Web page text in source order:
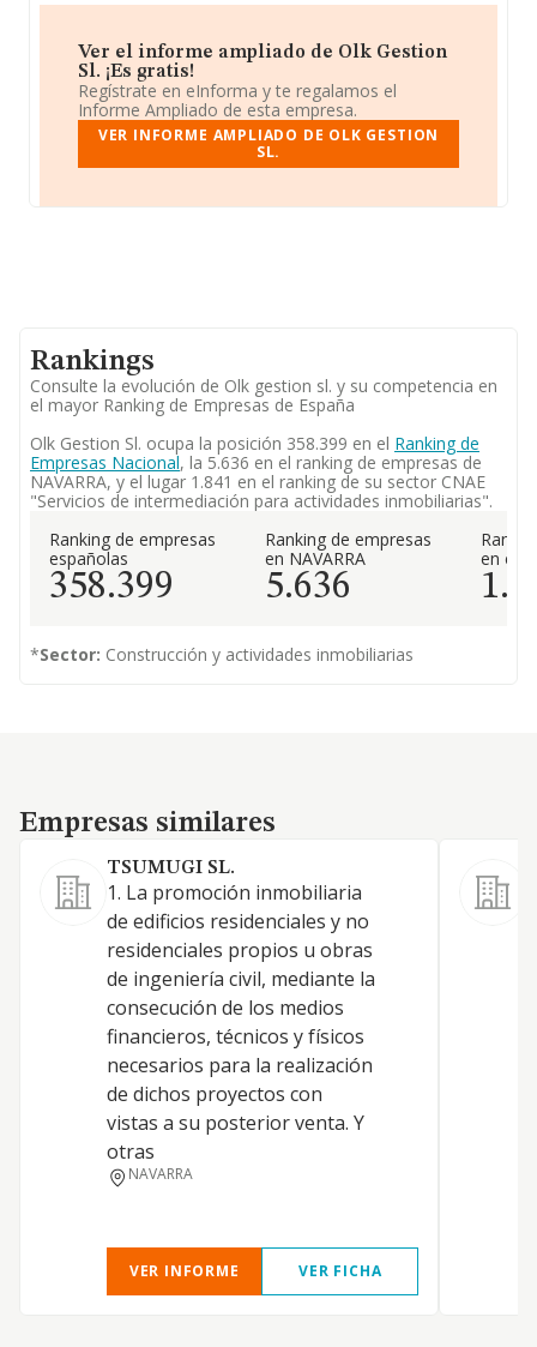
Ver el informe ampliado de Olk Gestion
Sl. ¡Es gratis!
Regístrate en eInforma y te regalamos el
Informe Ampliado de esta empresa.
VER INFORME AMPLIADO DE OLK GESTION
SL.
Rankings
Consulte la evolución de Olk gestion sl. y su competencia en
el mayor Ranking de Empresas de España
Olk Gestion Sl. ocupa la posición 358.399 en el Ranking de
Empresas Nacional, la 5.636 en el ranking de empresas de
NAVARRA, y el lugar 1.841 en el ranking de su sector CNAE
"Servicios de intermediación para actividades inmobiliarias".
Ranking de empresas
españolas
358.399
Ranking de empresas
en NAVARRA
5.636
en el
*Sector: Construcción y actividades inmobiliarias
Empresas similares
Empresas similares
TSUMUGI SL.
1. La promoción inmobiliaria
de edificios residenciales y no
residenciales propios u obras
de ingeniería civil, mediante la
consecución de los medios
financieros, técnicos y físicos
necesarios para la realización
de dichos proyectos con
vistas a su posterior venta. Y
otras
NAVARRA
VER INFORME VER FICHA